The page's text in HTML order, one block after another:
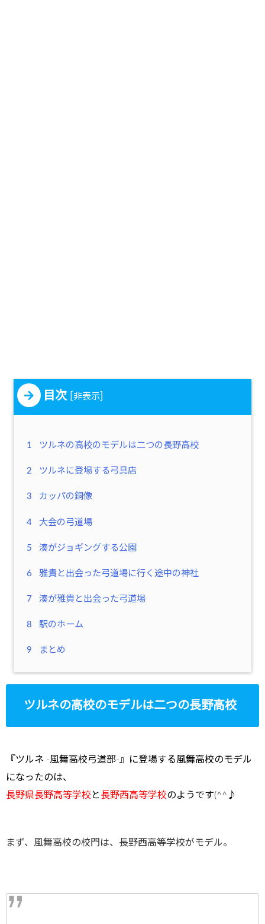
目次 非表示
1 ツルネの高校のモデルは二つの長野高校
2 ツルネに登場する弓具店
3 カッパの銅像
4 大会の弓道場
5 湊がジョギングする公園
6 雅貴と出会った弓道場に行く途中の神社
7 湊が雅貴と出会った弓道場
8 駅のホーム
9 まとめ
ツルネの高校のモデルは二つの長野高校
『ツルネ -風舞高校弓道部-』に登場する風舞高校のモデル
になったのは、
長野県長野高等学校 と 長野西高等学校のようです(^^♪
まず、風舞高校の校門は、長野西高等学校がモデル。